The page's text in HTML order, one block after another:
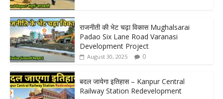
राजनीती की भेट चढ़ा विकास Mughalsarai
Padao Six Lane Road Varanasi
Development Project
August 30, 2025 0
बदल जायेगा इतिहास – Kanpur Central
Railway Station Redevelopment